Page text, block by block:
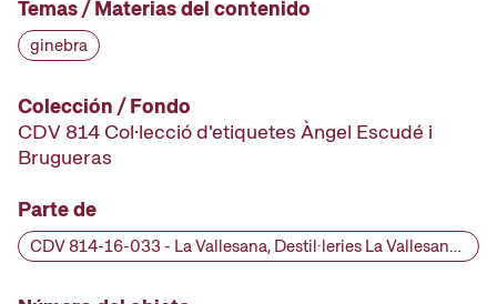
Temas / Materias del contenido
ginebra
Colección / Fondo
CDV 814 Col·lecció d'etiquetes Àngel Escudé i
Brugueras
Parte de
CDV 814-16-033 - La Vallesana, Destil·leries La Vallesana, segle XX